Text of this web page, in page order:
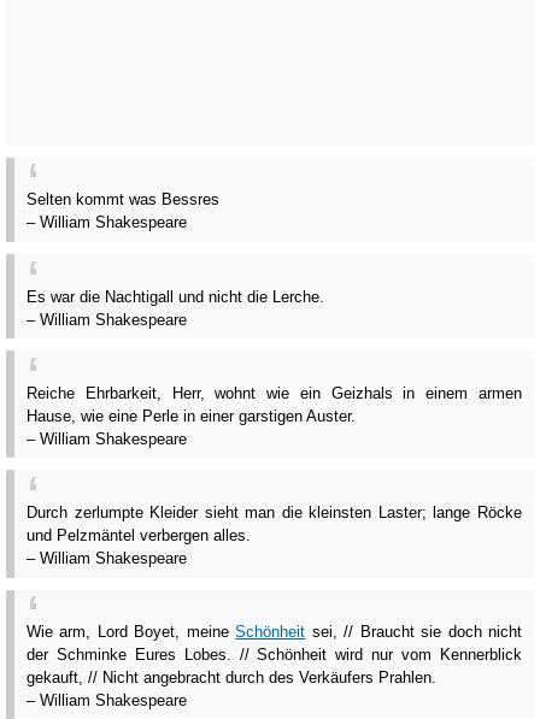
Selten kommt was Bessres
– William Shakespeare
Es war die Nachtigall und nicht die Lerche.
– William Shakespeare
Reiche Ehrbarkeit, Herr, wohnt wie ein Geizhals in einem armen
Hause, wie eine Perle in einer garstigen Auster.
– William Shakespeare
Durch zerlumpte Kleider sieht man die kleinsten Laster; lange Röcke
und Pelzmäntel verbergen alles.
– William Shakespeare
Wie arm, Lord Boyet, meineSchönheit sei, // Braucht sie doch nicht
der Schminke Eures Lobes. // Schönheit wird nur vom Kennerblick
gekauft, // Nicht angebracht durch des Verkäufers Prahlen.
– William Shakespeare